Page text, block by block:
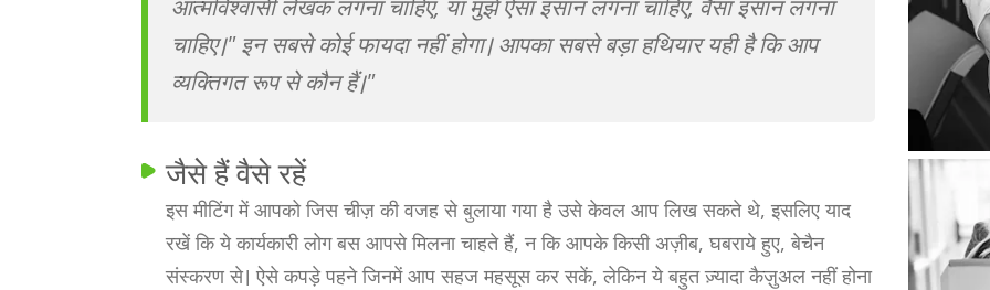
चाहिए।" इन सबसे कोई फायदा नहीं होगा। आपका सबसे बड़ा हथियार यही है कि आप
व्यक्तिगत रूप से कौन हैं।"
जैसे हैं वैसे रहें
इस मीटिंग में आपको जिस चीज़ की वजह से बुलाया गया है उसे केवल आप लिख सकते थे, इसलिए याद
रखें कि ये कार्यकारी लोग बस आपसे मिलना चाहते हैं, न कि आपके किसी अज़ीब, घबराये हुए, बेचैन
संस्करण से। ऐसे कपड़े पहने जिनमें आप सहज महसूस कर सकें, लेकिन ये बहुत ज़्यादा कैज़ुअल नहीं होना